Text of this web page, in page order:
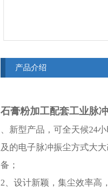
产品介绍
石膏粉加工配套工业脉
、新型产品，可全天候24
及的电子脉冲振尘方式大
备；
2、设计新颖，集尘效率高